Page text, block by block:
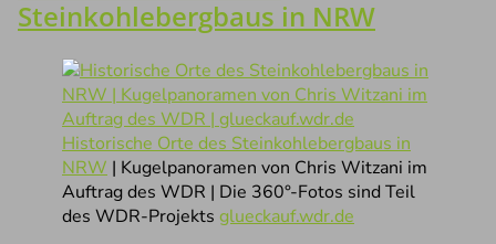
Steinkohlebergbaus in NRW
Historische Orte des Steinkohlebergbaus in
NRW | Kugelpanoramen von Chris Witzani im
Auftrag des WDR | Die 360°-Fotos sind Teil
des WDR-Projekts glueckauf.wdr.de